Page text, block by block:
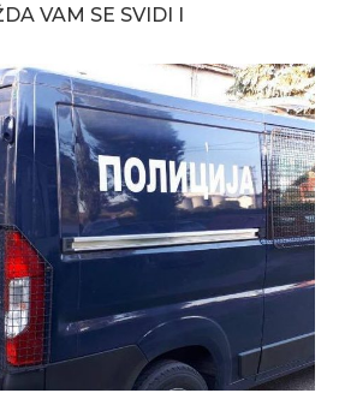
VAM SE SVIDI I